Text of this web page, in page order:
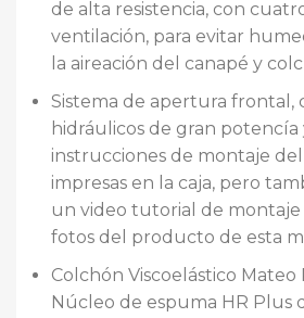
de alta resistencia, con
ventilación, para evitar
la aireación del canapé y
Sistema de apertura frontal,
hidráulicos de gran potencía
instrucciones de montaje
impresas en la caja, pero
un video tutorial de montaje
fotos del producto de esta
Colchón Viscoelástico Mateo
Núcleo de espuma HR Plus